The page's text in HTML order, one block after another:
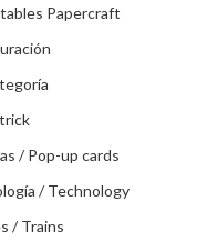
Papercraft
/ Pop-up cards
/ Technology
/ Trains